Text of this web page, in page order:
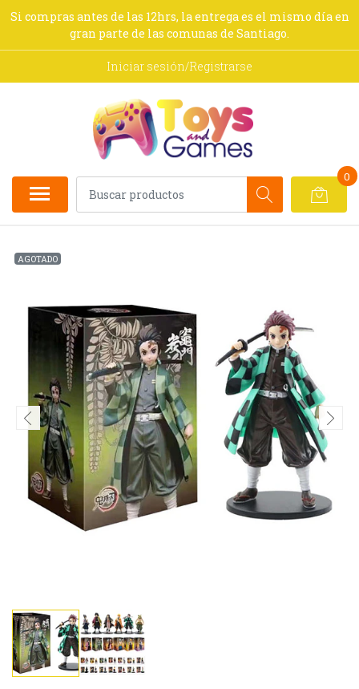
Si compras antes de las 12hrs, la entrega es el mismo día en
gran parte de las comunas de Santiago.
Iniciar sesión/Registrarse
0
AGOTADO